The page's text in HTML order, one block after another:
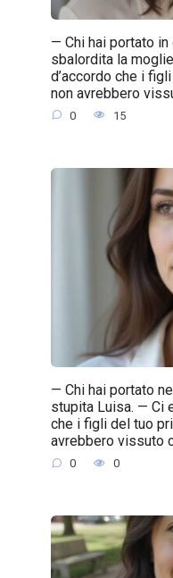
— Chi hai portato
sbalordita la
d’accordo che i
non avrebbero
0 15
— Chi hai portato
stupita Luisa. — Ci
che i figli del tuo
avrebbero vissuto
0 0